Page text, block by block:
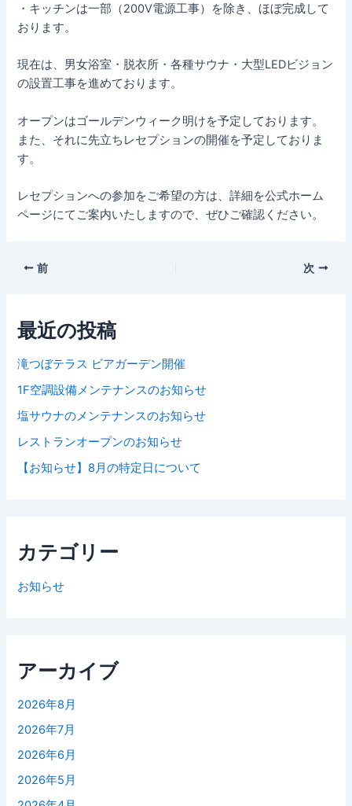
・キッチンは一部（200V電源工事）を除き、ほぼ完成して
おります。
現在は、男女浴室・脱衣所・各種サウナ・大型LEDビジョン
の設置工事を進めております。
オープンはゴールデンウィーク明けを予定しております。
また、それに先立ちレセプションの開催を予定しておりま
す。
レセプションへの参加をご希望の方は、詳細を公式ホーム
ページにてご案内いたしますので、ぜひご確認ください。
前 次
最近の投稿
滝つぼテラス ビアガーデン開催
1F空調設備メンテナンスのお知らせ
塩サウナのメンテナンスのお知らせ
レストランオープンのお知らせ
【お知らせ】8月の特定日について
カテゴリー
お知らせ
アーカイブ
2026年8月
2026年7月
2026年6月
2026年5月